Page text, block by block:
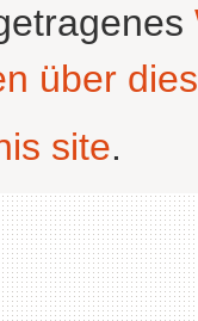
über
site.